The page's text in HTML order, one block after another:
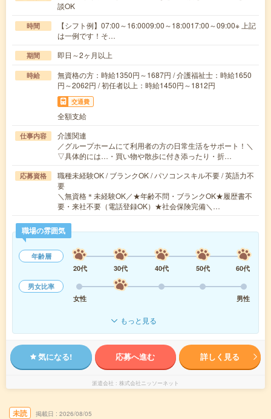
談OK
時間
【シフト例】07:00～16:0009:00～18:0017:00～09:00※ 上記
は一例です！そ…
期間 即日～2ヶ月以上
時給
無資格の方：時給1350円～1687円 / 介護福祉士：時給1650
円～2062円 / 初任者以上：時給1450円～1812円
交通費
全額支給
仕事内容
介護関連
／グループホームにて利用者の方の日常生活をサポート！＼
▽具体的には…・買い物や散歩に付き添ったり・折…
応募資格
職種未経験OK / ブランクOK / パソコンスキル不要 / 英語力不
要
＼無資格＊未経験OK／★年齢不問・ブランクOK★履歴書不
要・来社不要（電話登録OK）★社会保険完備＼…
職場の雰囲気
年齢層
20代
30代 40代 50代
60代
男女比率
女性
男性
もっと見る
気になる! 応募へ進む 詳しく見る
派遣会社 株式会社ニッソーネット
未読 掲載日 2026/08/05